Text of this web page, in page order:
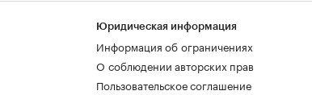
Юридическая информация
Информация об ограничениях
О соблюдении авторских прав
Пользовательское соглашение